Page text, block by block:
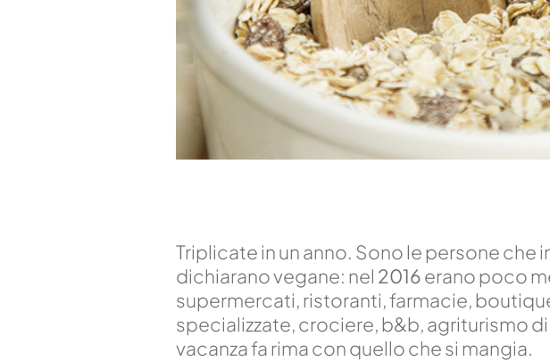
Triplicate in un anno. Sono le persone che
dichiarano vegane: nel 2016erano poco
supermercati, ristoranti, farmacie,
specializzate, crociere, b&b, agriturismo
vacanza fa rima con quello che si mangia.